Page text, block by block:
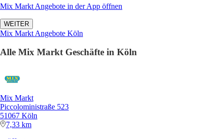
Mix Markt Angebote in der App öffnen
WEITER
Mix Markt Angebote Köln
Alle Mix Markt Geschäfte in Köln
Mix Markt
Piccoloministraße 523
51067 Köln
7,33 km